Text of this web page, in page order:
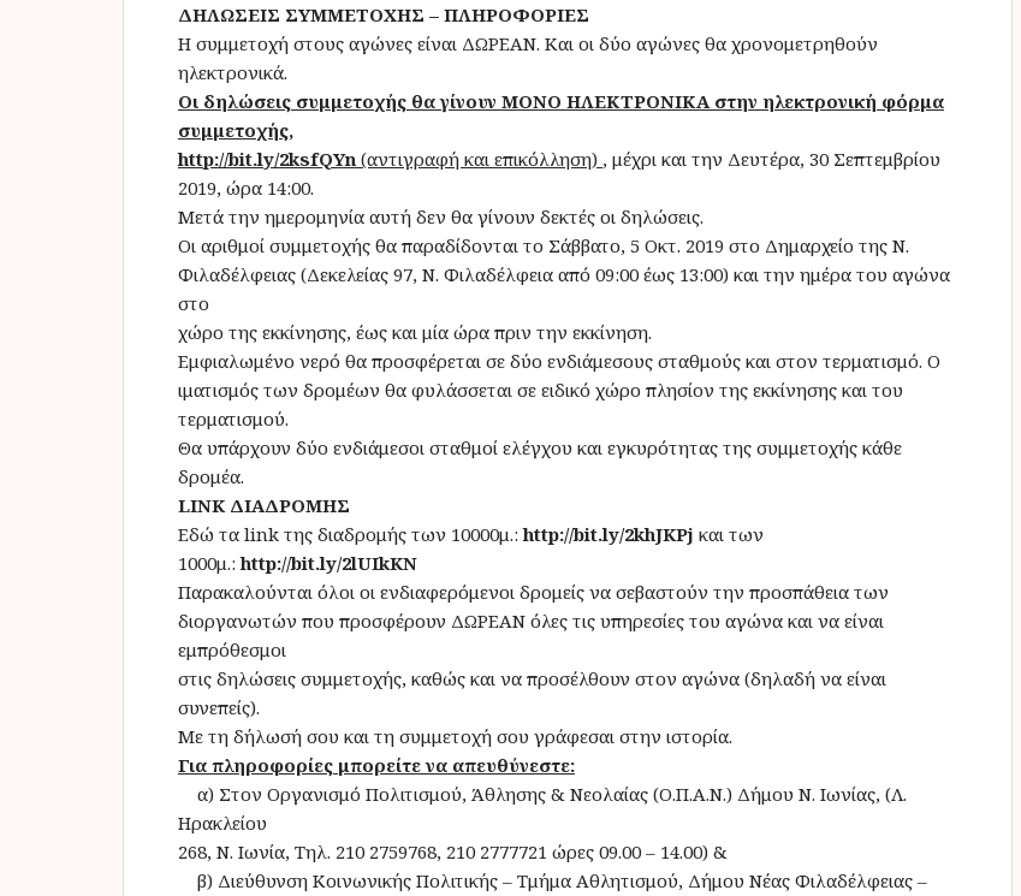
ΔΗΛΩΣΕΙΣ ΣΥΜΜΕΤΟΧΗΣ – ΠΛΗΡΟΦΟΡΙΕΣ
Η συμμετοχή στους αγώνες είναι ΔΩΡΕΑΝ. Και οι δύο αγώνες θα χρονομετρηθούν
ηλεκτρονικά.
Οι δηλώσεις συμμετοχής θα γίνουν ΜΟΝΟ ΗΛΕΚΤΡΟΝΙΚΑ στην ηλεκτρονική φόρμα
συμμετοχής,
http://bit.ly/2ksfQYn (αντιγραφή και επικόλληση) , μέχρι και την Δευτέρα, 30 Σεπτεμβρίου
2019, ώρα 14:00.
Μετά την ημερομηνία αυτή δεν θα γίνουν δεκτές οι δηλώσεις.
Οι αριθμοί συμμετοχής θα παραδίδονται το Σάββατο, 5 Οκτ. 2019 στο Δημαρχείο της Ν.
Φιλαδέλφειας (Δεκελείας 97, Ν. Φιλαδέλφεια από 09:00 έως 13:00) και την ημέρα του αγώνα
στο
χώρο της εκκίνησης, έως και μία ώρα πριν την εκκίνηση.
Εμφιαλωμένο νερό θα προσφέρεται σε δύο ενδιάμεσους σταθμούς και στον τερματισμό. Ο
ιματισμός των δρομέων θα φυλάσσεται σε ειδικό χώρο πλησίον της εκκίνησης και του
τερματισμού.
Θα υπάρχουν δύο ενδιάμεσοι σταθμοί ελέγχου και εγκυρότητας της συμμετοχής κάθε
δρομέα.
LINK ΔΙΑΔΡΟΜΗΣ
Εδώ τα link της διαδρομής των 10000μ.:http://bit.ly/2khJKPj και των
1000μ.:http://bit.ly/2lUIkKN
Παρακαλούνται όλοι οι ενδιαφερόμενοι δρομείς να σεβαστούν την προσπάθεια των
διοργανωτών που προσφέρουν ΔΩΡΕΑΝ όλες τις υπηρεσίες του αγώνα και να είναι
εμπρόθεσμοι
στις δηλώσεις συμμετοχής, καθώς και να προσέλθουν στον αγώνα (δηλαδή να είναι
συνεπείς).
Με τη δήλωσή σου και τη συμμετοχή σου γράφεσαι στην ιστορία.
Για πληροφορίες μπορείτε να απευθύνεστε:
α) Στον Οργανισμό Πολιτισμού, Άθλησης & Νεολαίας (Ο.Π.Α.Ν.) Δήμου Ν. Ιωνίας, (Λ.
Ηρακλείου
268, Ν. Ιωνία, Τηλ. 210 2759768, 210 2777721 ώρες 09.00 – 14.00) &
β) Διεύθυνση Κοινωνικής Πολιτικής – Τμήμα Αθλητισμού, Δήμου Νέας Φιλαδέλφειας –